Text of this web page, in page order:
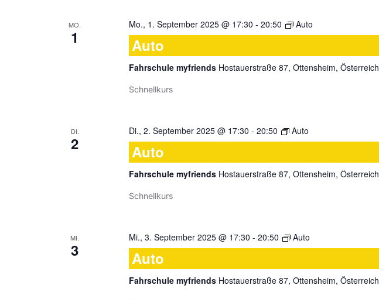
MO.
1
Mo., 1. September 2025 @ 17:30 - 20:50 Auto
Auto
Fahrschule myfriends Hostauerstraße 87, Ottensheim, Österreich
Schnellkurs
DI.
2
Di., 2. September 2025 @ 17:30 - 20:50 Auto
Auto
Fahrschule myfriends Hostauerstraße 87, Ottensheim, Österreich
Schnellkurs
MI.
3
Mi., 3. September 2025 @ 17:30 - 20:50 Auto
Auto
Fahrschule myfriends Hostauerstraße 87, Ottensheim, Österreich